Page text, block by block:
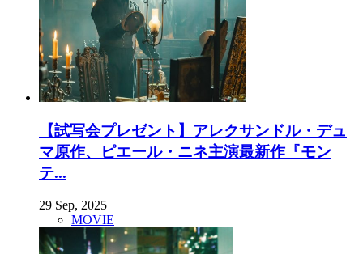
【試写会プレゼント】アレクサンドル・デュ
マ原作、ピエール・ニネ主演最新作『モン
テ...
29 Sep, 2025
MOVIE